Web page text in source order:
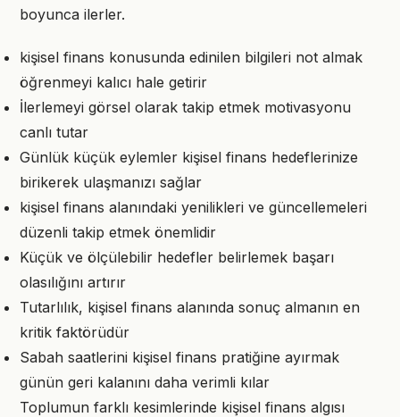
boyunca ilerler.
kişisel finans konusunda edinilen bilgileri not almak
öğrenmeyi kalıcı hale getirir
İlerlemeyi görsel olarak takip etmek motivasyonu
canlı tutar
Günlük küçük eylemler kişisel finans hedeflerinize
birikerek ulaşmanızı sağlar
kişisel finans alanındaki yenilikleri ve güncellemeleri
düzenli takip etmek önemlidir
Küçük ve ölçülebilir hedefler belirlemek başarı
olasılığını artırır
Tutarlılık, kişisel finans alanında sonuç almanın en
kritik faktörüdür
Sabah saatlerini kişisel finans pratiğine ayırmak
günün geri kalanını daha verimli kılar
Toplumun farklı kesimlerinde kişisel finans algısı